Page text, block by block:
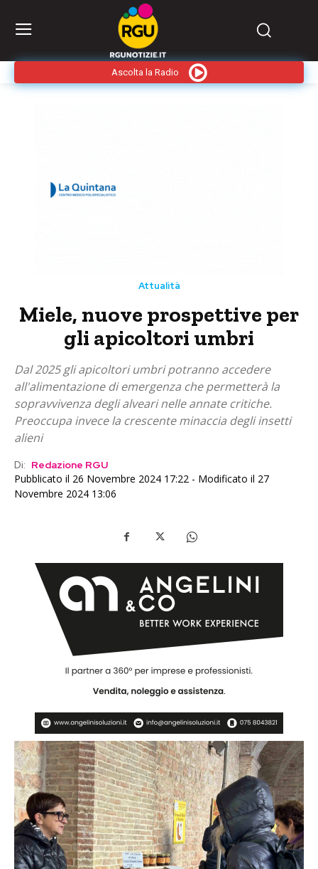
Ascolta la Radio
Attualità
Miele, nuove prospettive per
gli apicoltori umbri
Dal 2025 gli apicoltori umbri potranno accedere
all'alimentazione di emergenza che permetterà la
sopravvivenza degli alveari nelle annate critiche.
Preoccupa invece la crescente minaccia degli insetti
alieni
Di: Redazione RGU
Pubblicato il 26 Novembre 2024 17:22 - Modificato il 27
Novembre 2024 13:06